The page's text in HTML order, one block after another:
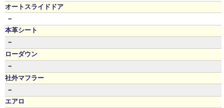
オートスライドドア
－
本革シート
－
ローダウン
－
社外マフラー
－
エアロ